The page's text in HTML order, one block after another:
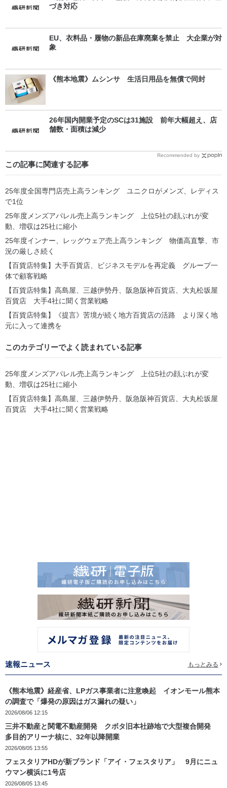
づき対応
EU、衣料品・履物の新品在庫廃棄を禁止 大企業が対
象
《熊本地震》ムシンサ 生活日用品を無償で同封
26年国内開業予定のSCは31施設 前年大幅超え、店
舗数・面積は減少
Recommended by
この記事に関連する記事
25年度全国専門店売上高ランキング ユニクロがメンズ、レディス
で1位
25年度メンズアパレル売上高ランキング 上位5社の顔ぶれが変
動、増収は25社に縮小
25年度インナー、レッグウェア売上高ランキング 物価高直撃、市
況の厳しさ続く
【百貨店特集】大手百貨店、ビジネスモデルを再定義 グループ一
体で顧客戦略
【百貨店特集】高島屋、三越伊勢丹、阪急阪神百貨店、大丸松坂屋
百貨店 大手4社に聞く営業戦略
【百貨店特集】《提言》苦境が続く地方百貨店の活路 より深く地
元に入って連携を
このカテゴリーでよく読まれている記事
25年度メンズアパレル売上高ランキング 上位5社の顔ぶれが変
動、増収は25社に縮小
【百貨店特集】高島屋、三越伊勢丹、阪急阪神百貨店、大丸松坂屋
百貨店 大手4社に聞く営業戦略
速報ニュース もっとみる
《熊本地震》経産省、LPガス事業者に注意喚起 イオンモール熊本
の調査で「爆発の原因はガス漏れの疑い」
2026/08/06 12:15
三井不動産と関電不動産開発 クボタ旧本社跡地で大型複合開発
多目的アリーナ核に、32年以降開業
2026/08/05 13:55
フェスタリアHDが新ブランド「アイ・フェスタリア」 9月にニュ
ウマン横浜に1号店
2026/08/05 13:45